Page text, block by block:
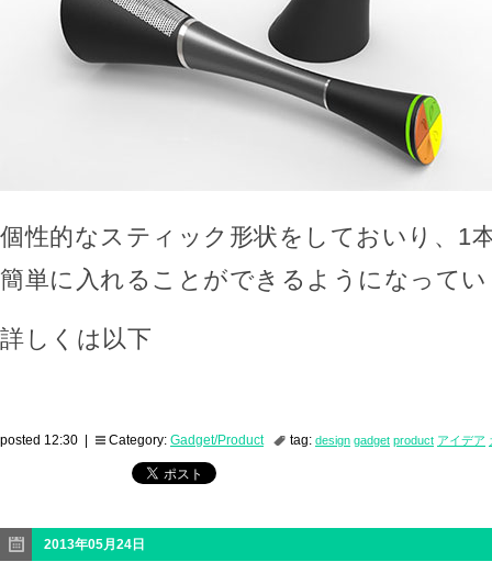
個性的なスティック形状をしておいり、1
簡単に入れることができるようになって
詳しくは以下
posted 12:30 | Category: Gadget/Product tag: design gadget product アイデア
2013年05月24日